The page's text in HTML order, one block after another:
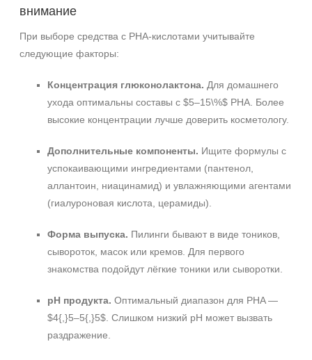
внимание
При выборе средства с PHA‑кислотами учитывайте
следующие факторы:
Концентрация глюконолактона. Для домашнего
ухода оптимальны составы с $5–15\%$ PHA. Более
высокие концентрации лучше доверить косметологу.
Дополнительные компоненты. Ищите формулы с
успокаивающими ингредиентами (пантенол,
аллантоин, ниацинамид) и увлажняющими агентами
(гиалуроновая кислота, церамиды).
Форма выпуска. Пилинги бывают в виде тоников,
сывороток, масок или кремов. Для первого
знакомства подойдут лёгкие тоники или сыворотки.
pH продукта. Оптимальный диапазон для PHA —
$4{,}5–5{,}5$. Слишком низкий pH может вызвать
раздражение.